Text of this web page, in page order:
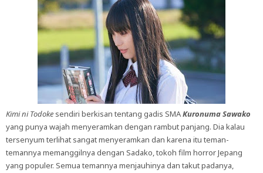
Kimi ni Todoke sendiri berkisan tentang gadis SMAKuronuma Sawako
yang punya wajah menyeramkan dengan rambut panjang. Dia kalau
tersenyum terlihat sangat menyeramkan dan karena itu teman-
temannya memanggilnya dengan Sadako, tokoh film horror Jepang
yang populer. Semua temannya menjauhinya dan takut padanya,